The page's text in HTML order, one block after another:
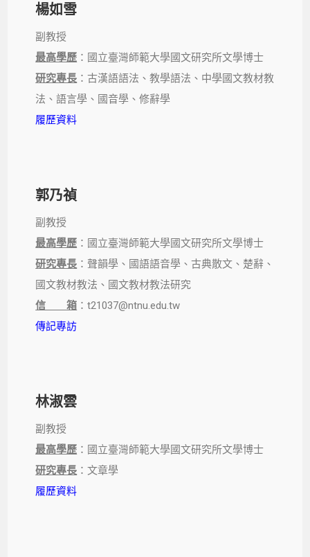
楊如雪
副教授
最高學歷 ：國立臺灣師範大學國文研究所文學博士
研究專長 ：古漢語語法、教學語法、中學國文教材教
法、語言學、國音學、修辭學
履歷資料
郭乃禎
副教授
最高學歷 ：國立臺灣師範大學國文研究所文學博士
研究專長 ：聲韻學、國語語音學、古典散文、楚辭、
國文教材教法、國文教材教法研究
信 箱 ：t21037@ntnu.edu.tw
傳記專訪
林淑雲
副教授
最高學歷 ：國立臺灣師範大學國文研究所文學博士
研究專長 ：文章學
履歷資料